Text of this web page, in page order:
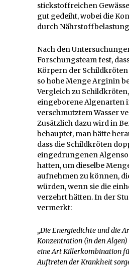
stickstoffreichen
gut gedeiht, wobei die
durch
Nach den
Forschungsteam fest,
Körpern der Schildkröten
so hohe Menge Arginin
Vergleich zu
eingeborene Algenarten
verschmutztem Wasser
Zusätzlich dazu wird in
behauptet, man hätte
dass die Schildkröten
eingedrungenen
hatten, um dieselbe
aufnehmen zu können,
würden, wenn sie die
verzehrt hätten. In der
vermerkt:
„Die Energiedichte und die
Konzentration (in den
eine Art Killerkombination
Auftreten der Krankheit